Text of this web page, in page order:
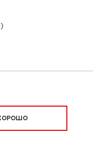
условиях